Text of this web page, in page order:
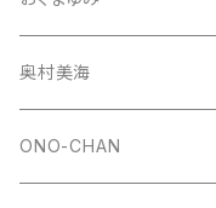
奥村美海
ONO-CHAN